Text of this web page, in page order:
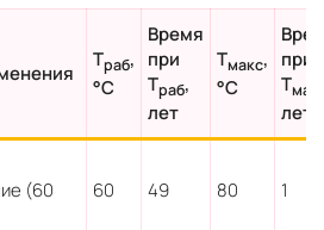
Tраб,
°C
Время
при
Tраб,
лет
Tмакс,
°C
при
T
лет
(60
60 49 80 1